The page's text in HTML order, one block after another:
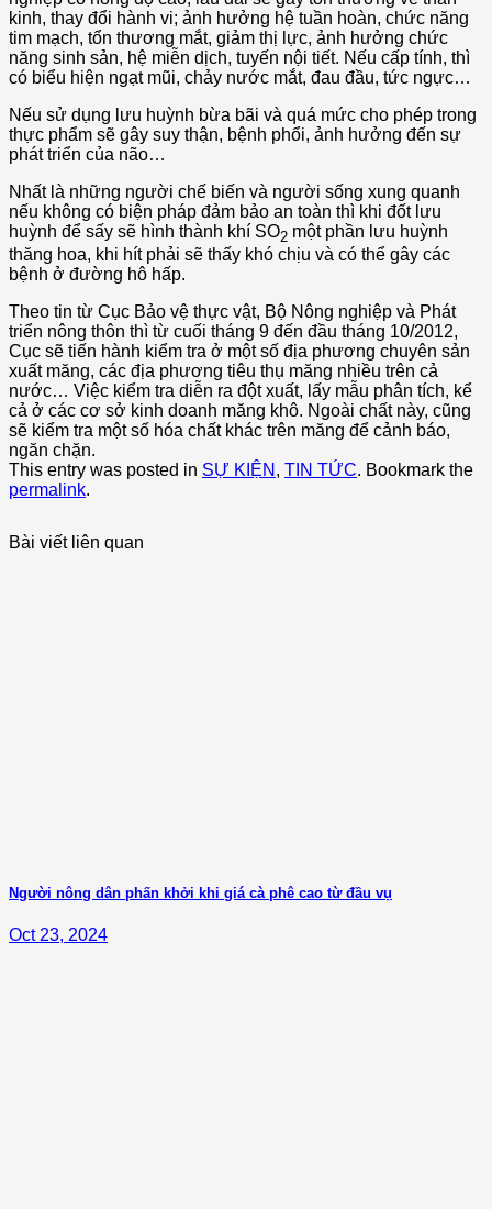
kinh, thay đổi hành vi; ảnh hưởng hệ tuần hoàn, chức năng
tim mạch, tổn thương mắt, giảm thị lực, ảnh hưởng chức
năng sinh sản, hệ miễn dịch, tuyến nội tiết. Nếu cấp tính, thì
có biểu hiện ngạt mũi, chảy nước mắt, đau đầu, tức ngực…
Nếu sử dụng lưu huỳnh bừa bãi và quá mức cho phép trong
thực phẩm sẽ gây suy thận, bệnh phổi, ảnh hưởng đến sự
phát triển của não…
Nhất là những người chế biến và người sống xung quanh
nếu không có biện pháp đảm bảo an toàn thì khi đốt lưu
huỳnh để sấy sẽ hình thành khí SO2 một phần lưu huỳnh
thăng hoa, khi hít phải sẽ thấy khó chịu và có thể gây các
bệnh ở đường hô hấp.
Theo tin từ Cục Bảo vệ thực vật, Bộ Nông nghiệp và Phát
triển nông thôn thì từ cuối tháng 9 đến đầu tháng 10/2012,
Cục sẽ tiến hành kiểm tra ở một số địa phương chuyên sản
xuất măng, các địa phương tiêu thụ măng nhiều trên cả
nước… Việc kiểm tra diễn ra đột xuất, lấy mẫu phân tích, kể
cả ở các cơ sở kinh doanh măng khô. Ngoài chất này, cũng
sẽ kiểm tra một số hóa chất khác trên măng để cảnh báo,
ngăn chặn.
This entry was posted in SỰ KIỆN , TIN TỨC. Bookmark the
permalink.
Bài viết liên quan
Người nông dân phấn khởi khi giá cà phê cao từ đầu vụ
Oct 23, 2024